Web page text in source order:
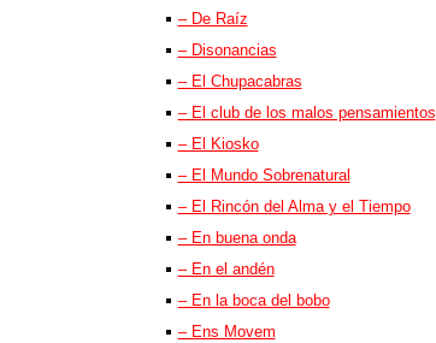
– De Raíz
– Disonancias
– El Chupacabras
– El club de los malos pensamientos
– El Kiosko
– El Mundo Sobrenatural
– El Rincón del Alma y el Tiempo
– En buena onda
– En el andén
– En la boca del bobo
– Ens Movem